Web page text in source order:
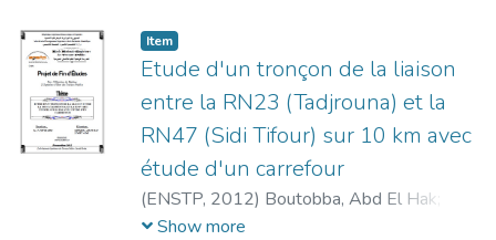
Item
Etude d'un tronçon de la liaison
entre la RN23 (Tadjrouna) et la
RN47 (Sidi Tifour) sur 10 km avec
étude d'un carrefour
(ENSTP, 2012) Boutobba, Abd El Hak
Djaref, Amar;
Show more